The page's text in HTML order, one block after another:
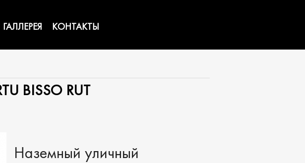
ГАЛЛЕРЕЯ КОНТАКТЫ
RUT
Наземный уличный